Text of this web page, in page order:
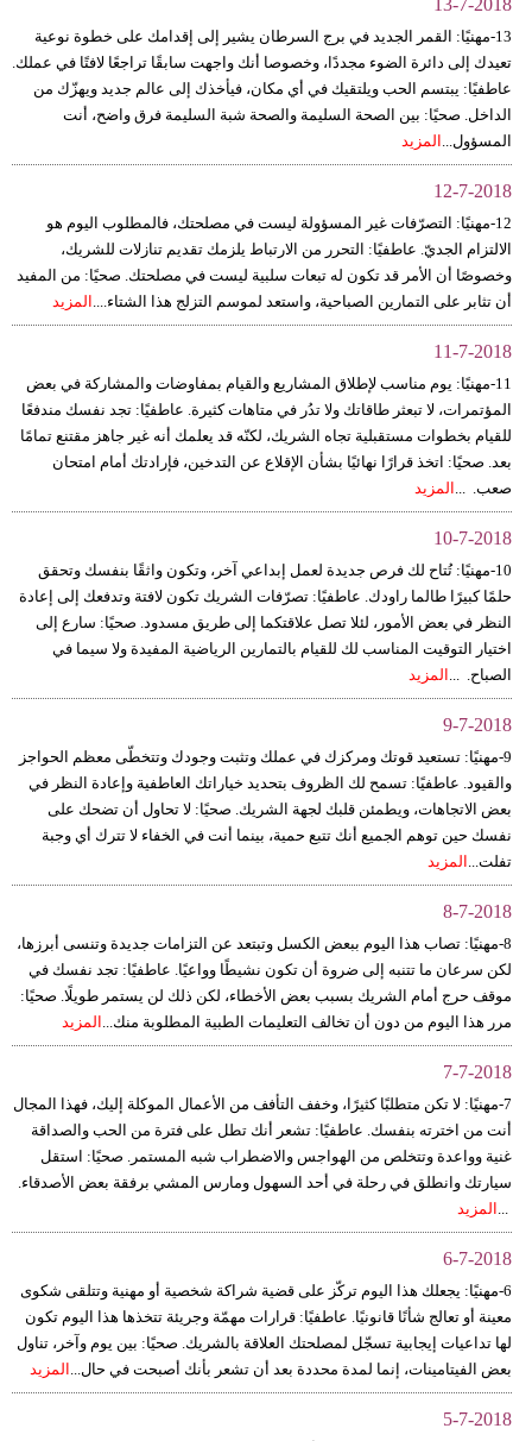
13-7-2018
13-مهنيًا: القمر الجديد في برج السرطان يشير إلى إقدامك على خطوة نوعية
تعيدك إلى دائرة الضوء مجددًا، وخصوصا أنك واجهت سابقًا تراجعًا لافتًا في عملك.
عاطفيًا: يبتسم الحب ويلتقيك في أي مكان، فيأخذك إلى عالم جديد ويهزّك من
الداخل. صحيًا: بين الصحة السليمة والصحة شبة السليمة فرق واضح، أنت
المسؤول... المزيد
12-7-2018
12-مهنيًا: التصرّفات غير المسؤولة ليست في مصلحتك، فالمطلوب اليوم هو
الالتزام الجديّ. عاطفيًا: التحرر من الارتباط يلزمك تقديم تنازلات للشريك،
وخصوصًا أن الأمر قد تكون له تبعات سلبية ليست في مصلحتك. صحيًا: من المفيد
أن تثابر على التمارين الصباحية، واستعد لموسم التزلج هذا الشتاء.... المزيد
11-7-2018
11-مهنيًا: يوم مناسب لإطلاق المشاريع والقيام بمفاوضات والمشاركة في بعض
المؤتمرات، لا تبعثر طاقاتك ولا تدُر في متاهات كثيرة. عاطفيًا: تجد نفسك مندفعًا
للقيام بخطوات مستقبلية تجاه الشريك، لكنّه قد يعلمك أنه غير جاهز مقتنع تمامًا
بعد. صحيًا: اتخذ قرارًا نهائيًا بشأن الإقلاع عن التدخين، فإرادتك أمام امتحان
صعب. ... المزيد
10-7-2018
10-مهنيًا: تُتاح لك فرص جديدة لعمل إبداعي آخر، وتكون واثقًا بنفسك وتحقق
حلمًا كبيرًا طالما راودك. عاطفيًا: تصرّفات الشريك تكون لافتة وتدفعك إلى إعادة
النظر في بعض الأمور، لئلا تصل علاقتكما إلى طريق مسدود. صحيًا: سارع إلى
اختيار التوقيت المناسب لك للقيام بالتمارين الرياضية المفيدة ولا سيما في
الصباح. ... المزيد
9-7-2018
9-مهنيًا: تستعيد قوتك ومركزك في عملك وتثبت وجودك وتتخطّى معظم الحواجز
والقيود. عاطفيًا: تسمح لك الظروف بتحديد خياراتك العاطفية وإعادة النظر في
بعض الاتجاهات، ويطمئن قلبك لجهة الشريك. صحيًا: لا تحاول أن تضحك على
نفسك حين توهم الجميع أنك تتبع حمية، بينما أنت في الخفاء لا تترك أي وجبة
تفلت... المزيد
8-7-2018
8-مهنيًا: تصاب هذا اليوم ببعض الكسل وتبتعد عن التزامات جديدة وتنسى أبرزها،
لكن سرعان ما تتنبه إلى ضروة أن تكون نشيطًا وواعيًا. عاطفيًا: تجد نفسك في
موقف حرج أمام الشريك بسبب بعض الأخطاء، لكن ذلك لن يستمر طويلًا. صحيًا:
مرر هذا اليوم من دون أن تخالف التعليمات الطبية المطلوبة منك... المزيد
7-7-2018
7-مهنيًا: لا تكن متطلبًا كثيرًا، وخفف التأفف من الأعمال الموكلة إليك، فهذا المجال
أنت من اخترته بنفسك. عاطفيًا: تشعر أنك تطل على فترة من الحب والصداقة
غنية وواعدة وتتخلص من الهواجس والاضطراب شبه المستمر. صحيًا: استقل
سيارتك وانطلق في رحلة في أحد السهول ومارس المشي برفقة بعض الأصدقاء.
... المزيد
6-7-2018
6-مهنيًا: يجعلك هذا اليوم تركّز على قضية شراكة شخصية أو مهنية وتتلقى شكوى
معينة أو تعالج شأنًا قانونيًا. عاطفيًا: قرارات مهمّة وجريئة تتخذها هذا اليوم تكون
لها تداعيات إيجابية تسجّل لمصلحتك العلاقة بالشريك. صحيًا: بين يوم وآخر، تناول
بعض الفيتامينات، إنما لمدة محددة بعد أن تشعر بأنك أصبحت في حال... المزيد
5-7-2018